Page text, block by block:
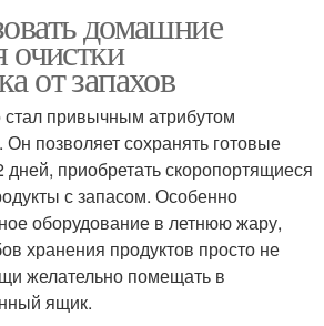
домашние
очистки
от запахов
привычным атрибутом
позволяет сохранять готовые
дней, приобретать скоропортящиеся
с запасом. Особенно
оборудование в летнюю жару,
хранения продуктов просто не
желательно помещать в
ящик.